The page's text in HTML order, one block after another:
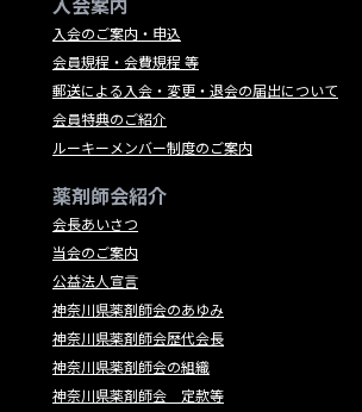
入会のご案内・申込
会員規程・会費規程 等
郵送による入会・変更・退会の届出について
会員特典のご紹介
ルーキーメンバー制度のご案内
薬剤師会紹介
会長あいさつ
当会のご案内
公益法人宣言
神奈川県薬剤師会のあゆみ
神奈川県薬剤師会歴代会長
神奈川県薬剤師会の組織
神奈川県薬剤師会 定款等